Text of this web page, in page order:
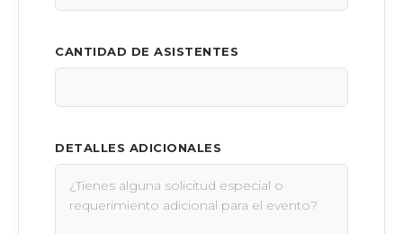
CANTIDAD DE ASISTENTES
DETALLES ADICIONALES